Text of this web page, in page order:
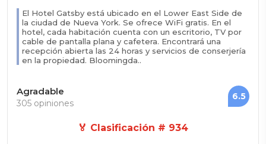
El Hotel Gatsby está ubicado en el Lower East Side de
la ciudad de Nueva York. Se ofrece WiFi gratis. En el
hotel, cada habitación cuenta con un escritorio, TV por
cable de pantalla plana y cafetera. Encontrará una
recepción abierta las 24 horas y servicios de conserjería
en la propiedad. Bloomingda..
Agradable
305 opiniones
6.5
🏅 Clasificación # 934